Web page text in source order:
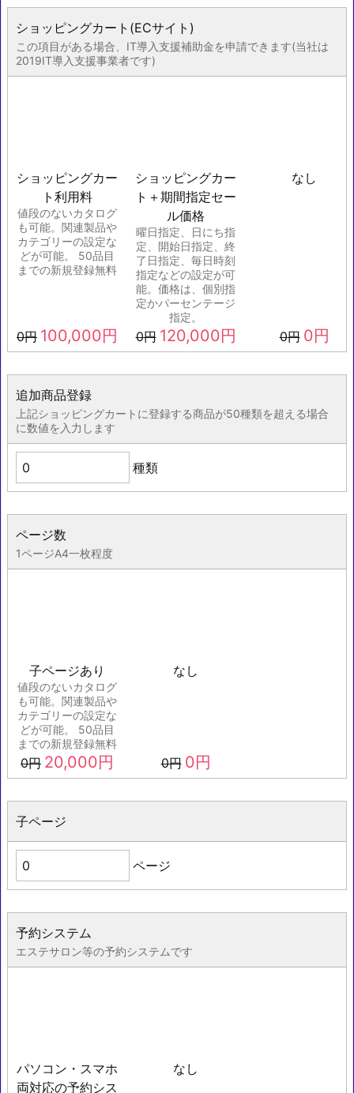
ショッピングカート(ECサイト)
この項目がある場合、IT導入支援補助金を申請できます(当社は
2019IT導入支援事業者です)
ショッピングカー
ト利用料
値段のないカタログ
も可能。関連製品や
カテゴリーの設定な
どが可能。 50品目
までの新規登録無料
0円 100,000円
ショッピングカー
ト＋期間指定セー
ル価格
曜日指定、日にち指
定、開始日指定、終
了日指定、毎日時刻
指定などの設定が可
能。価格は、個別指
定かパーセンテージ
指定。
0円 120,000円
なし
0円 0円
追加商品登録
上記ショッピングカートに登録する商品が50種類を超える場合
に数値を入力します
種類
ページ数
1ページA4一枚程度
子ページあり
値段のないカタログ
も可能。関連製品や
カテゴリーの設定な
どが可能。 50品目
までの新規登録無料
0円 20,000円
なし
0円 0円
子ページ
ページ
予約システム
エステサロン等の予約システムです
パソコン・スマホ
両対応の予約シス
なし